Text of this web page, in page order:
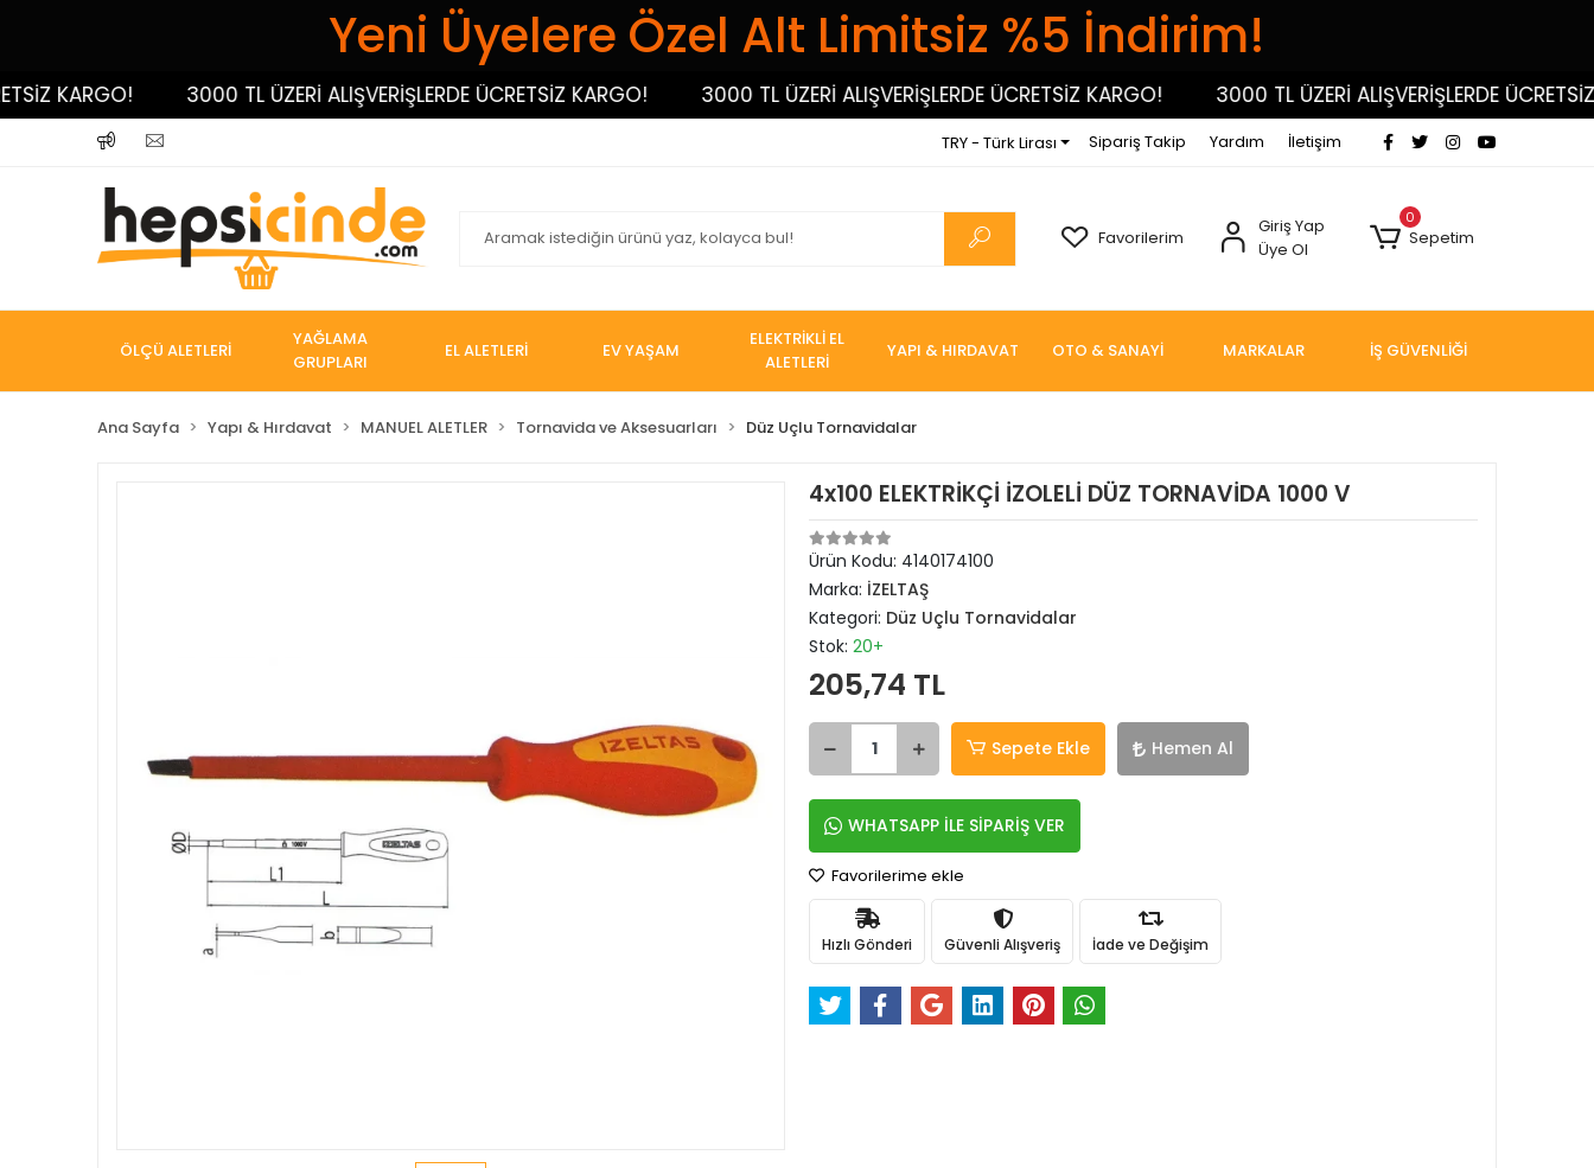
Yeni Üyelere Özel Alt Limitsiz %5 İndirim!
KARGO! 3000 TL ÜZERİ ALIŞVERİŞLERDE ÜCRETSİZ KARGO! 3000 TL ÜZERİ ALIŞVERİŞLERDE ÜCRETSİZ KARGO! 3000 TL ÜZERİ ALIŞVERİŞLERDE ÜCRETSİZ
TRY - Türk Lirası Sipariş Takip Yardım İletişim
Favorilerim
Giriş Yap
Üye Ol
0
Sepetim
ÖLÇÜ ALETLERİ
YAĞLAMA
GRUPLARI
EL ALETLERİ EV YAŞAM
ELEKTRİKLİ EL
ALETLERİ
YAPI & HIRDAVAT OTO & SANAYİ MARKALAR İŞ GÜVENLİĞİ
Ana Sayfa Yapı & Hırdavat MANUEL ALETLER Tornavida ve Aksesuarları Düz Uçlu Tornavidalar
4x100 ELEKTRİKÇİ İZOLELİ DÜZ TORNAVİDA 1000 V
Ürün Kodu: 4140174100
Marka: İZELTAŞ
Kategori: Düz Uçlu Tornavidalar
Stok: 20+
205,74 TL
Sepete Ekle Hemen Al
WHATSAPP İLE SİPARİŞ VER
Favorilerime ekle
Hızlı Gönderi Güvenli Alışveriş İade ve Değişim